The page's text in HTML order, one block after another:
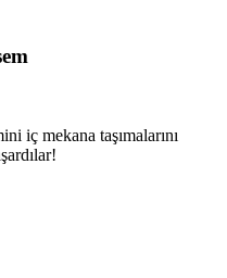
iç mekana taşımalarını